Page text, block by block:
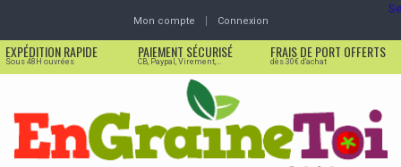
Mon compte Connexion
EXPÉDITION RAPIDE
Sous 48H ouvrées
PAIEMENT SÉCURISÉ
CB, Paypal, Virement,...
FRAIS DE PORT OFFERTS
dès 30€ d'achat